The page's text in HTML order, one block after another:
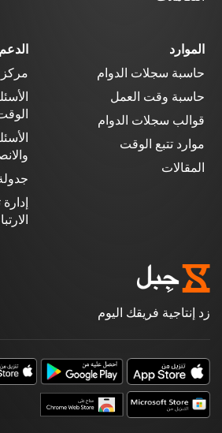
الموارد
حاسبة سجلات الدوام
حاسبة وقت العمل
قوالب سجلات الدوام
موارد تتبع الوقت
المقالات
الدعم
زد إنتاجية فريقك اليوم